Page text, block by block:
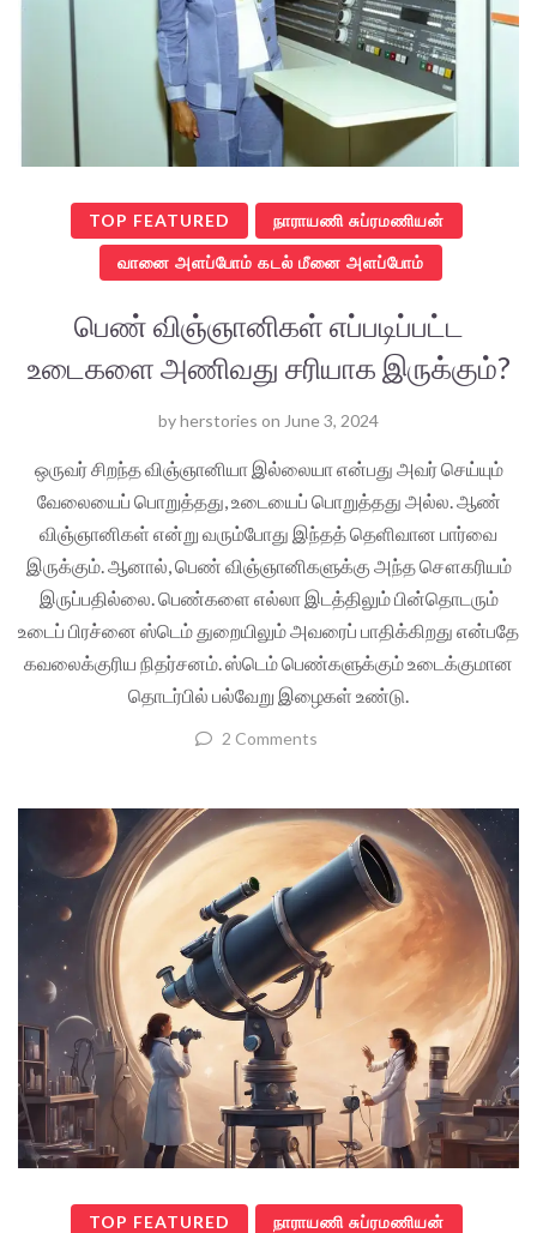
TOP FEATURED நாராயணி சுப்ரமணியன்
வானை அளப்போம் கடல் மீனை அளப்போம்
பெண் விஞ்ஞானிகள் எப்படிப்பட்ட
உடைகளை அணிவது சரியாக இருக்கும்?
byherstories on June 3, 2024
ஒருவர் சிறந்த விஞ்ஞானியா இல்லையா என்பது அவர் செய்யும்
வேலையைப் பொறுத்தது, உடையைப் பொறுத்தது அல்ல. ஆண்
விஞ்ஞானிகள் என்று வரும்போது இந்தத் தெளிவான பார்வை
இருக்கும். ஆனால், பெண் விஞ்ஞானிகளுக்கு அந்த சௌகரியம்
இருப்பதில்லை. பெண்களை எல்லா இடத்திலும் பின்தொடரும்
உடைப் பிரச்னை ஸ்டெம் துறையிலும் அவரைப் பாதிக்கிறது என்பதே
கவலைக்குரிய நிதர்சனம். ஸ்டெம் பெண்களுக்கும் உடைக்குமான
தொடர்பில் பல்வேறு இழைகள் உண்டு.
2 Comments
TOP FEATURED நாராயணி சுப்ரமணியன்